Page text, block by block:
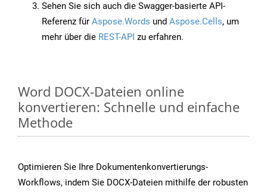
Sehen Sie sich auch die Swagger-basierte API-
Referenz für Aspose.Words und Aspose.Cells, um
mehr über die REST-API zu erfahren.
Word DOCX-Dateien online
konvertieren: Schnelle und einfache
Methode
Optimieren Sie Ihre Dokumentenkonvertierungs-
Workflows, indem Sie DOCX-Dateien mithilfe der robusten